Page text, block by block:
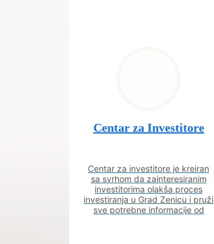
Centar za Investitore
Centar za investitore je kreiran
sa svrhom da zainteresiranim
investitorima olakša proces
investiranja u Grad Zenicu i pruži
sve potrebne informacije od